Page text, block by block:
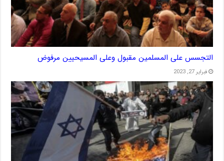
التجسس على المسلمين مقبول وعلى المسيحيين مرفوض
فبراير 27, 2023